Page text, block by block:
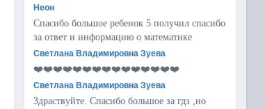
Неон
Спасибо большое ребенок 5 получил спасибо
за ответ и информацию о математике
Светлана Владимировна Зуева
❤️❤️❤️❤️❤️❤️❤️❤️❤️❤️❤️❤️❤️❤️❤️
Светлана Владимировна Зуева
Здраствуйте. Спасибо большое за гдз ,но